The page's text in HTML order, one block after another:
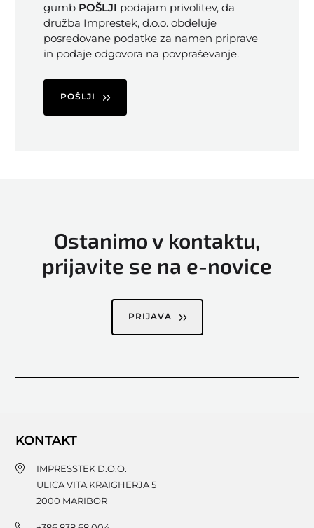
gumb POŠLJI podajam privolitev, da
družba Imprestek, d.o.o. obdeluje
posredovane podatke za namen priprave
in podaje odgovora na povpraševanje.
POŠLJI
Ostanimo v kontaktu,
prijavite se na e-novice
PRIJAVA
KONTAKT
IMPRESSTEK D.O.O.
ULICA VITA KRAIGHERJA 5
2000 MARIBOR